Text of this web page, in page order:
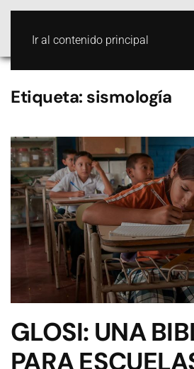
Ir al contenido principal
Etiqueta: sismología
GLOSI: UNA
PARA